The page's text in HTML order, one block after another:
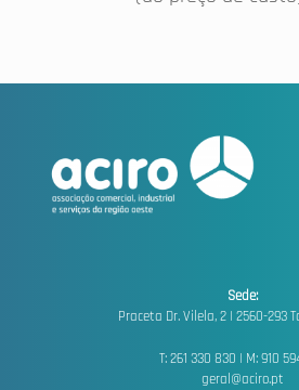
Sede:
Praceta Dr. Vilela, 2 | 2560-293
T: 261 330 830 | M: 910
geral@aciro.pt